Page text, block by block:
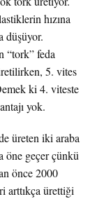
hızına
düşüyor.
“tork” feda
5. vites
ki 4. viteste
yok.
üreten iki araba
öne geçer çünkü
önce 2000
arttıkça ürettiği